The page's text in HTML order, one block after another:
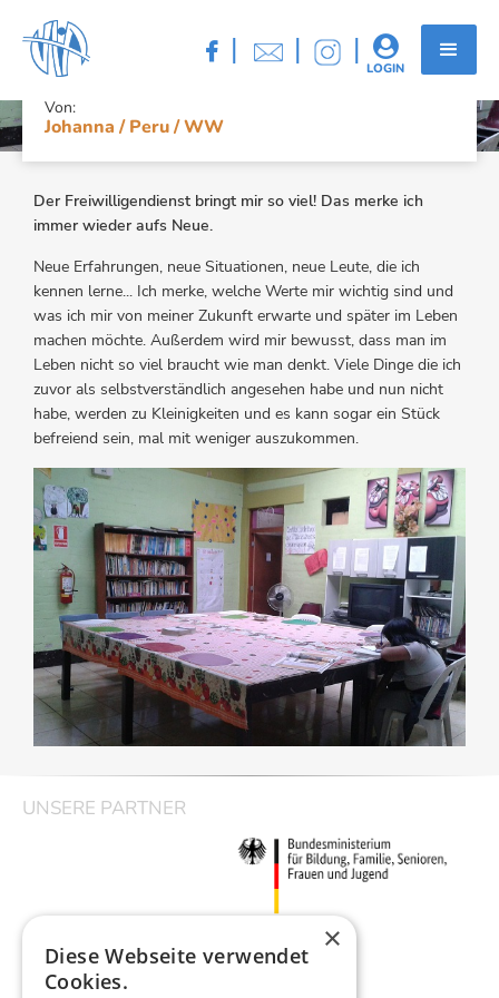
 | | | 
LOGIN
JOHANNA / PERU / WW
Von:
Johanna / Peru / WW
Der Freiwilligendienst bringt mir so viel! Das merke ich
immer wieder aufs Neue.
Neue Erfahrungen, neue Situationen, neue Leute, die ich
kennen lerne... Ich merke, welche Werte mir wichtig sind und
was ich mir von meiner Zukunft erwarte und später im Leben
machen möchte. Außerdem wird mir bewusst, dass man im
Leben nicht so viel braucht wie man denkt. Viele Dinge die ich
zuvor als selbstverständlich angesehen habe und nun nicht
habe, werden zu Kleinigkeiten und es kann sogar ein Stück
befreiend sein, mal mit weniger auszukommen.
UNSERE PARTNER
×
Diese Webseite verwendet
Cookies.